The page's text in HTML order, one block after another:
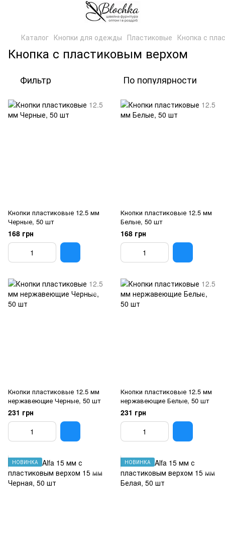
Каталог Кнопки для одежды Пластиковые Кнопка с
Кнопка с пластиковым верхом
Фильтр По популярности
Кнопки пластиковые 12.5 мм
Черные, 50 шт
168 грн
Кнопки пластиковые 12.5 мм
Белые, 50 шт
168 грн
Кнопки пластиковые 12.5 мм
нержавеющие Черные, 50 шт
231 грн
Кнопки пластиковые 12.5 мм
нержавеющие Белые, 50 шт
231 грн
НОВИНКА НОВИНКА